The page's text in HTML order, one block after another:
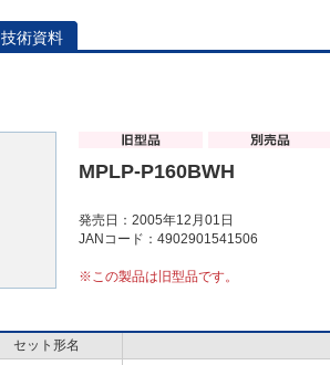
技術資料
MPLP-P160BWH
発売日：2005年12月01日
JANコード：4902901541506
※この製品は旧型品です。
セット形名